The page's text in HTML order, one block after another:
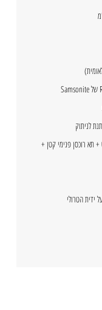
לניתוק
למחשב 15.6" + טאבלט + תא רוכסן פנימי קטן +
ידית הטרולי